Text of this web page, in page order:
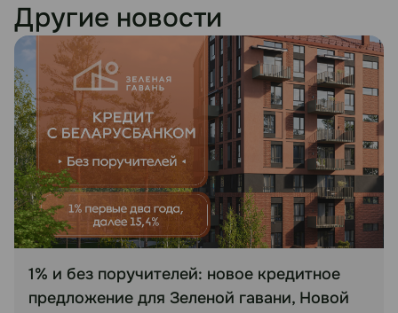
Другие новости
1% и без поручителей: новое кредитное
предложение для Зеленой гавани, Новой